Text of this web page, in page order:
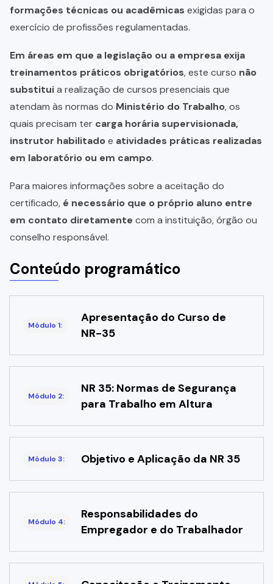
formações técnicas ou acadêmicas exigidas para o
exercício de profissões regulamentadas.
Em áreas em que a legislação ou a empresa exija
treinamentos práticos obrigatórios, este curso não
substituia realização de cursos presenciais que
atendam às normas do Ministério do Trabalho, os
quais precisam ter carga horária supervisionada,
instrutor habilitadoe atividades práticas realizadas
em laboratório ou em campo.
Para maiores informações sobre a aceitação do
certificado, é necessário que o próprio aluno entre
em contato diretamente com a instituição, órgão ou
conselho responsável.
Conteúdo programático
Módulo 1:
Apresentação do Curso de
NR-35
Módulo 2:
NR 35: Normas de Segurança
para Trabalho em Altura
Módulo 3: Objetivo e Aplicação da NR 35
Módulo 4:
Responsabilidades do
Empregador e do Trabalhador